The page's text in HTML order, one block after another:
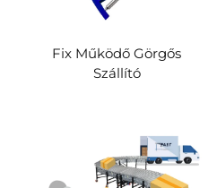
Fix Működő Görgős
Szállító